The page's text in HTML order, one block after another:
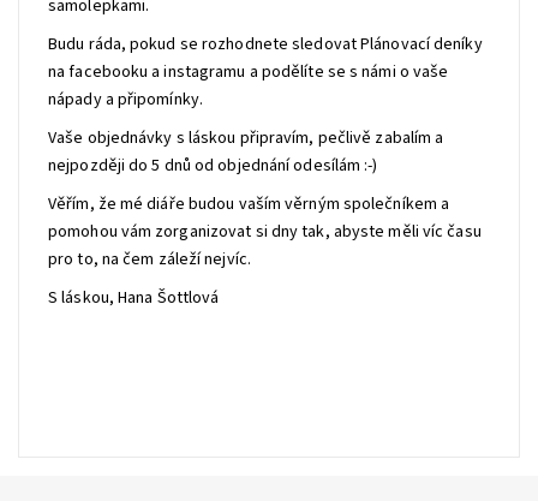
samolepkami.
Budu ráda, pokud se rozhodnete sledovat Plánovací deníky
na facebooku a instagramu a podělíte se s námi o vaše
nápady a připomínky.
Vaše objednávky s láskou připravím, pečlivě zabalím a
nejpozději do 5 dnů od objednání odesílám :-)
Věřím, že mé diáře budou vaším věrným společníkem a
pomohou vám zorganizovat si dny tak, abyste měli víc času
pro to, na čem záleží nejvíc.
S láskou, Hana Šottlová